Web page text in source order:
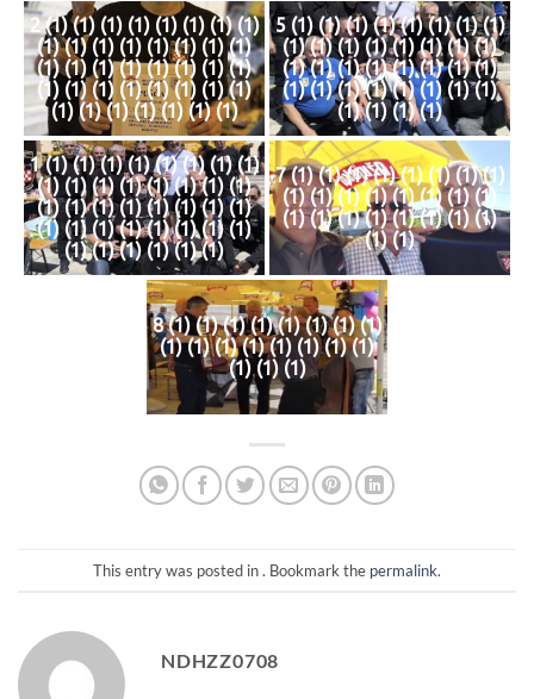
2 (1) (1) (1) (1) (1) (1) (1) (1)
(1) (1) (1) (1) (1) (1) (1) (1)
(1) (1) (1) (1) (1) (1) (1) (1)
(1) (1) (1) (1) (1) (1) (1) (1)
(1) (1) (1) (1) (1) (1) (1)
5 (1) (1) (1) (1) (1) (1) (1) (1)
(1) (1) (1) (1) (1) (1) (1) (1)
(1) (1) (1) (1) (1) (1) (1) (1)
(1) (1) (1) (1) (1) (1) (1) (1)
(1) (1) (1) (1)
1 (1) (1) (1) (1) (1) (1) (1) (1)
(1) (1) (1) (1) (1) (1) (1) (1)
(1) (1) (1) (1) (1) (1) (1) (1)
(1) (1) (1) (1) (1) (1) (1) (1)
(1) (1) (1) (1) (1) (1)
7 (1) (1) (1) (1) (1) (1) (1) (1)
(1) (1) (1) (1) (1) (1) (1) (1)
(1) (1) (1) (1) (1) (1) (1) (1)
(1) (1)
8 (1) (1) (1) (1) (1) (1) (1) (1)
(1) (1) (1) (1) (1) (1) (1) (1)
(1) (1) (1)
This entry was posted in . Bookmark the permalink.
NDHZZ0708